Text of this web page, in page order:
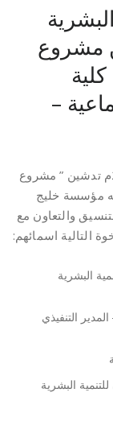
مشروع
–
تم صباح اليوم الثلاثاء الموافق 22 اكتوبر 2019م تدشين ” مشروع
مؤسسة خليج
والتعاون مع
التالية اسمائهم:
البشرية
التنفيذي
البشرية